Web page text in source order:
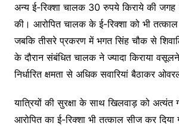
अन्य ई-रिक्शा चालक 30 रुपये किराये की
की। आरोपित चालक के ई-रिक्शा को भी तत्काल
जबकि तीसरे प्रकरण में भगत सिंह चौक से
के दौरान संबंधित चालक ने ज्यादा किराया
निर्धारित क्षमता से अधिक सवारियां बैठाकर
यात्रियों की सुरक्षा के साथ खिलवाड़ को अत्यंत
आरोपित का ई-रिक्शा भी तत्काल सीज कर